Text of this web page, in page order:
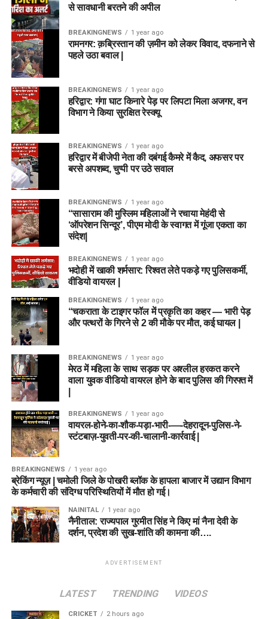
से सावधानी बरतने की अपील
BREAKINGNEWS 1 year ago
रामनगर: क़ब्रिस्तान की ज़मीन को लेकर विवाद, दफनाने से
पहले उठा बवाल |
BREAKINGNEWS 1 year ago
हरिद्वार: गंगा घाट किनारे पेड़ पर लिपटा मिला अजगर, वन
विभाग ने किया सुरक्षित रेस्क्यू
BREAKINGNEWS 1 year ago
हरिद्वार में बीजेपी नेता की दबंगई कैमरे में कैद, अफसर पर
बरसे अपशब्द, चुप्पी पर उठे सवाल
BREAKINGNEWS 1 year ago
“सासाराम की मुस्लिम महिलाओं ने रचाया मेहंदी से
‘ऑपरेशन सिन्दूर’, पीएम मोदी के स्वागत में गूंजा एकता का
संदेश|
BREAKINGNEWS 1 year ago
भदोही में खाकी शर्मसार: रिश्वत लेते पकड़े गए पुलिसकर्मी,
वीडियो वायरल |
BREAKINGNEWS 1 year ago
“चकराता के टाइगर फॉल में प्रकृति का कहर — भारी पेड़
और पत्थरों के गिरने से 2 की मौके पर मौत, कई घायल |
BREAKINGNEWS 1 year ago
मेरठ में महिला के साथ सड़क पर अश्लील हरकत करने
वाला युवक वीडियो वायरल होने के बाद पुलिस की गिरफ्त में
BREAKINGNEWS 1 year ago
वायरल-होने-का-शौक-पड़ा-भारी-—-देहरादून-पुलिस-ने-
स्टंटबाज़-युवती-पर-की-चालानी-कार्रवाई |
BREAKINGNEWS 1 year ago
ब्रेकिंग न्यूज़ | चमोली जिले के पोखरी ब्लॉक के हापला बाजार में उद्यान विभाग
के कर्मचारी की संदिग्ध परिस्थितियों में मौत हो गई।
NAINITAL 1 year ago
नैनीताल: राज्यपाल गुरमीत सिंह ने किए मां नैना देवी के
दर्शन, प्रदेश की सुख-शांति की कामना की….
ADVERTISEMENT
LATEST TRENDING VIDEOS
CRICKET 2 hours ago